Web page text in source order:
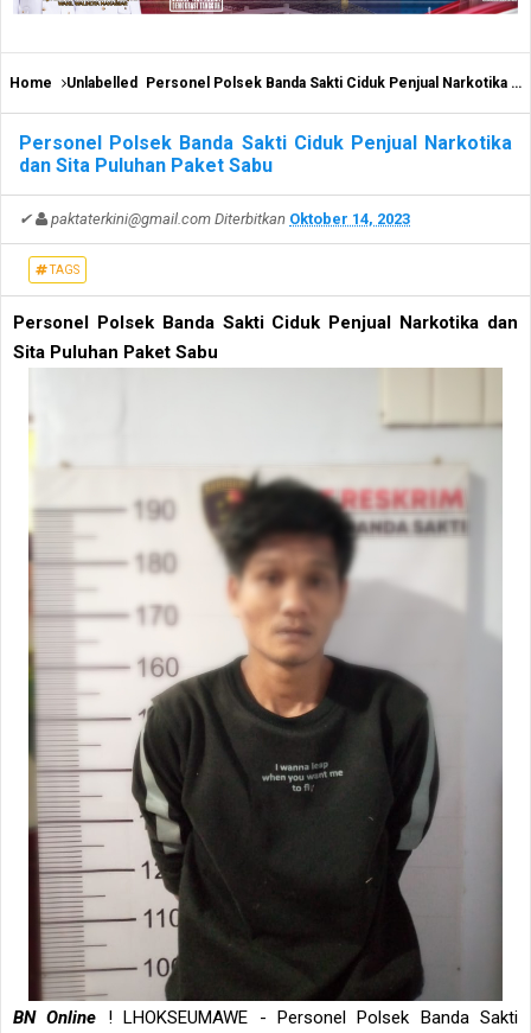
Home Unlabelled Personel Polsek Banda Sakti Ciduk Penjual Narkotika dan Sita Puluhan Paket Sabu
Personel Polsek Banda Sakti Ciduk Penjual Narkotika
dan Sita Puluhan Paket Sabu
✔ paktaterkini@gmail.com Diterbitkan Oktober 14, 2023
TAGS
Personel Polsek Banda Sakti Ciduk Penjual Narkotika dan
Sita Puluhan Paket Sabu
BN Online ! LHOKSEUMAWE - Personel Polsek Banda Sakti